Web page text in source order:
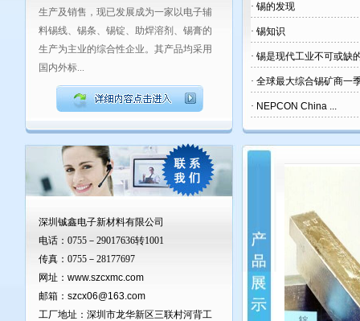
生产及销售，现已发展成为一家以电子辅
料锡线、锡条、锡锭、助焊溶剂、锡膏的
生产为主业的综合性企业。其产品均采用
国内外标...
深圳铖鑫电子新材料有限公司
电话：0755－29017636转1001
传真：0755－28177697
网址： www.szcxmc.com
邮箱： szcx06@163.com
工厂地址：深圳市龙华新区三联村河背工
· 锡的发现
· 锡知识
· 锡是现代工业不可或缺
· 全球最大综合锡矿商一
· NEPCON China ...